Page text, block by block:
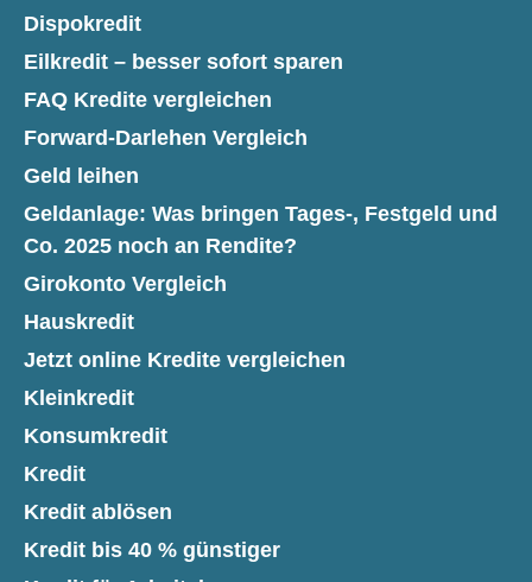
Dispokredit
Eilkredit – besser sofort sparen
FAQ Kredite vergleichen
Forward-Darlehen Vergleich
Geld leihen
Geldanlage: Was bringen Tages-, Festgeld und
Co. 2025 noch an Rendite?
Girokonto Vergleich
Hauskredit
Jetzt online Kredite vergleichen
Kleinkredit
Konsumkredit
Kredit
Kredit ablösen
Kredit bis 40 % günstiger